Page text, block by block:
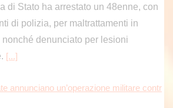
di Stato ha arrestato un 48enne, con
di polizia, per maltrattamenti in
nonché denunciato per lesioni
[...]
annunciano un’operazione militare contr